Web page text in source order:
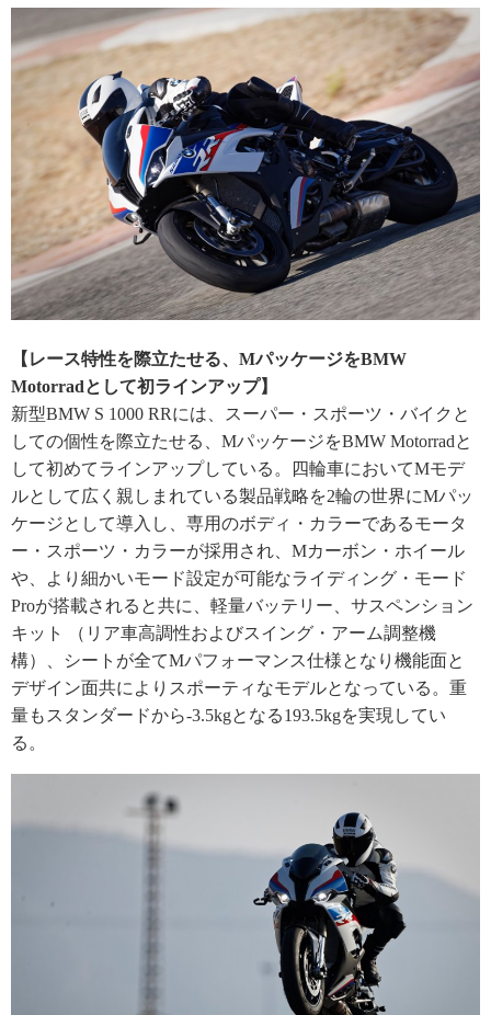
【レース特性を際立たせる、MパッケージをBMW
Motorradとして初ラインアップ】
新型BMW S 1000 RRには、スーパー・スポーツ・バイクと
しての個性を際立たせる、MパッケージをBMW Motorradと
して初めてラインアップしている。四輪車においてMモデ
ルとして広く親しまれている製品戦略を2輪の世界にMパッ
ケージとして導入し、専用のボディ・カラーであるモータ
ー・スポーツ・カラーが採用され、Mカーボン・ホイール
や、より細かいモード設定が可能なライディング・モード
Proが搭載されると共に、軽量バッテリー、サスペンション
キット （リア車高調性およびスイング・アーム調整機
構）、シートが全てMパフォーマンス仕様となり機能面と
デザイン面共によりスポーティなモデルとなっている。重
量もスタンダードから-3.5kgとなる193.5kgを実現してい
る。